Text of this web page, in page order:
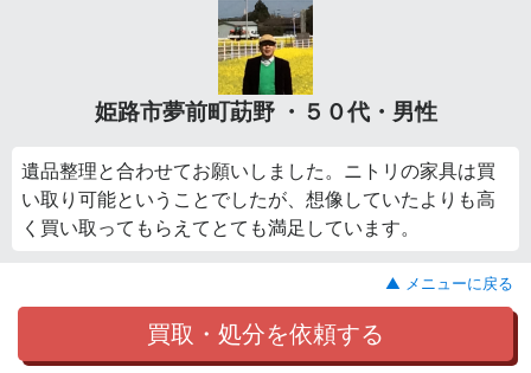
姫路市夢前町莇野 ・５０代・男性
遺品整理と合わせてお願いしました。ニトリの家具は買
い取り可能ということでしたが、想像していたよりも高
く買い取ってもらえてとても満足しています。
▲ メニューに戻る
買取・処分を依頼する